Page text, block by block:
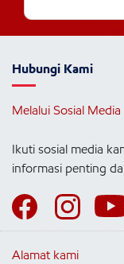
Hubungi Kami
Melalui Sosial Media
Ikuti sosial media
informasi penting
Alamat kami